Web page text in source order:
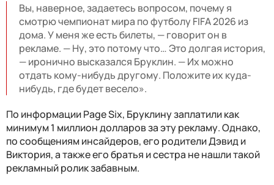
Вы, наверное, задаетесь вопросом, почему я
смотрю чемпионат мира по футболу FIFA 2026 из
дома. У меня же есть билеты, — говорит он в
рекламе. — Ну, это потому что… Это долгая история,
— иронично высказался Бруклин. — Их можно
отдать кому-нибудь другому. Положите их куда-
нибудь, где будет весело».
По информации Page Six, Бруклину заплатили как
минимум 1 миллион долларов за эту рекламу. Однако,
по сообщениям инсайдеров, его родители Дэвид и
Виктория, а также его братья и сестра не нашли такой
рекламный ролик забавным.